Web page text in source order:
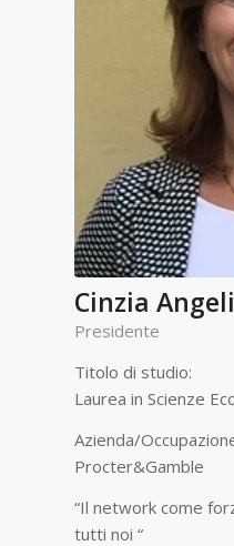
Cinzia Angeli
Presidente
Titolo di studio:
Laurea in Scienze
Azienda/
Procter&Gamble
“Il network come
tutti noi “